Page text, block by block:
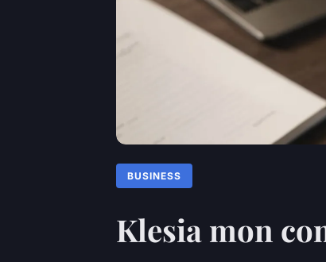
BUSINESS
Klesia mon